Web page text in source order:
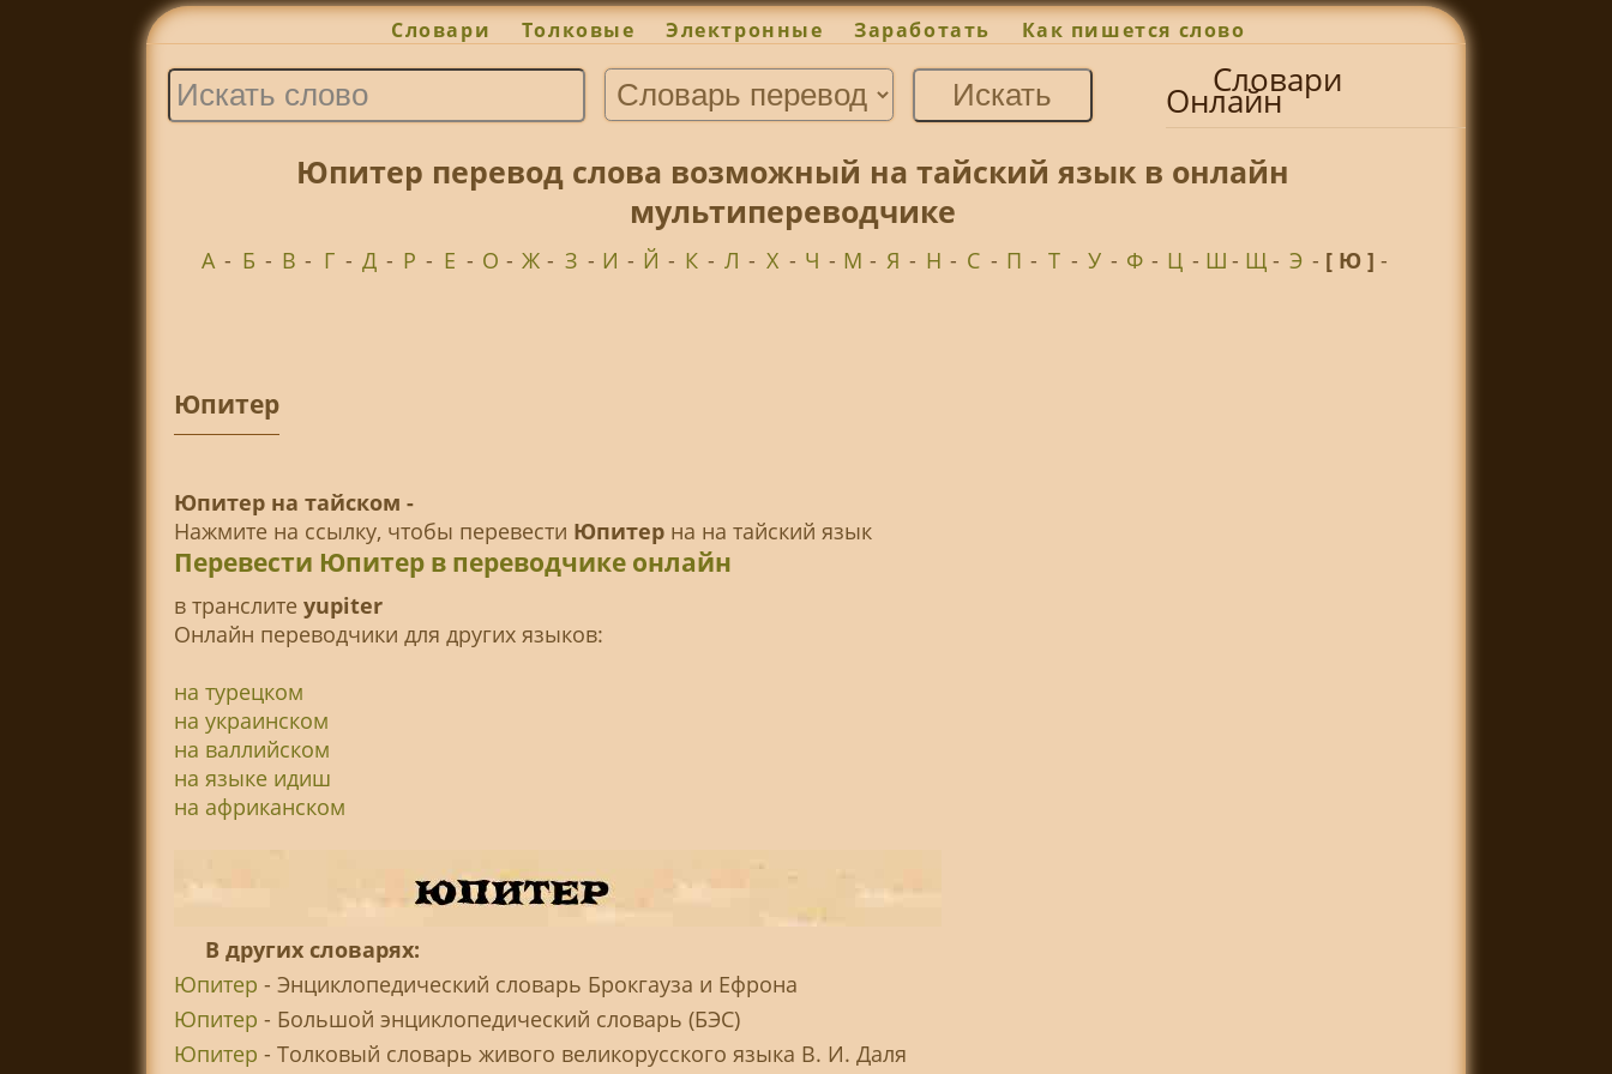
Словари Толковые Электронные Заработать Как пишется слово
Словари
Онлайн
Юпитер перевод слова возможный на тайский язык в онлайн
мультипереводчике
А - Б - В - Г - Д - Р - Е - О - Ж - З - И - Й - К - Л - Х - Ч - М - Я - Н - С - П - Т - У - Ф - Ц - Ш - Щ- Э - [ Ю ]-
Юпитер
Юпитер на тайском -
Нажмите на ссылку, чтобы перевести Юпитерна на тайский язык
Перевести Юпитер в переводчике онлайн
в транслитe yupiter
Онлайн переводчики для других языков:
на турецком
на украинском
на валлийском
на языке идиш
на африканском
В других словарях:
Юпитер - Энциклопедический словарь Брокгауза и Ефрона
Юпитер - Большой энциклопедический словарь (БЭС)
Юпитер - Толковый словарь живого великорусского языка В. И. Даля